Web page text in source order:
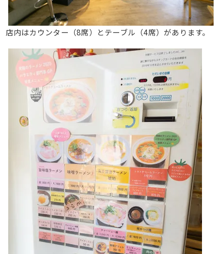
店内はカウンター（8席）とテーブル（4席）があります。